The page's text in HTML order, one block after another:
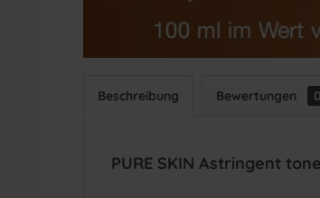
Beschreibung Bewertungen 0
PURE SKIN Astringent